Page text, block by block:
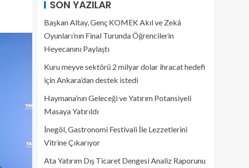
SON YAZILAR
Başkan Altay, Genç KOMEK Akıl ve Zekâ
Oyunları’nın Final Turunda Öğrencilerin
Heyecanını Paylaştı
Kuru meyve sektörü 2 milyar dolar ihracat hedefi
için Ankara’dan destek istedi
Haymana’nın Geleceği ve Yatırım Potansiyeli
Masaya Yatırıldı
İnegöl, Gastronomi Festivali İle Lezzetlerini
Vitrine Çıkarıyor
Ata Yatırım Dış Ticaret Dengesi Analiz Raporunu